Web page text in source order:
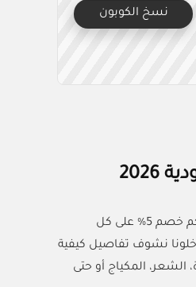
نسخ الكوبون
تدورون على أكواد خصم اي براند فعّالة في 2026؟ منصة كل الكوبونات جايبة لكم حصرياً كود خصم (ACC) اللي يعطيكم خصم 5% على كل
نشوف تفاصيل كيفية
الشعر، المكياج أو حتى